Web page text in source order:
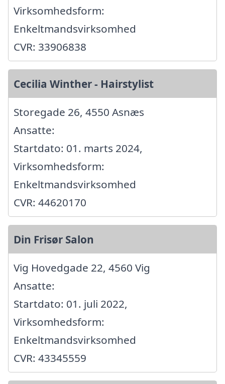
Virksomhedsform:
Enkeltmandsvirksomhed
CVR: 33906838
Cecilia Winther - Hairstylist
Storegade 26, 4550 Asnæs
Ansatte:
Startdato: 01. marts 2024,
Virksomhedsform:
Enkeltmandsvirksomhed
CVR: 44620170
Din Frisør Salon
Vig Hovedgade 22, 4560 Vig
Ansatte:
Startdato: 01. juli 2022,
Virksomhedsform:
Enkeltmandsvirksomhed
CVR: 43345559